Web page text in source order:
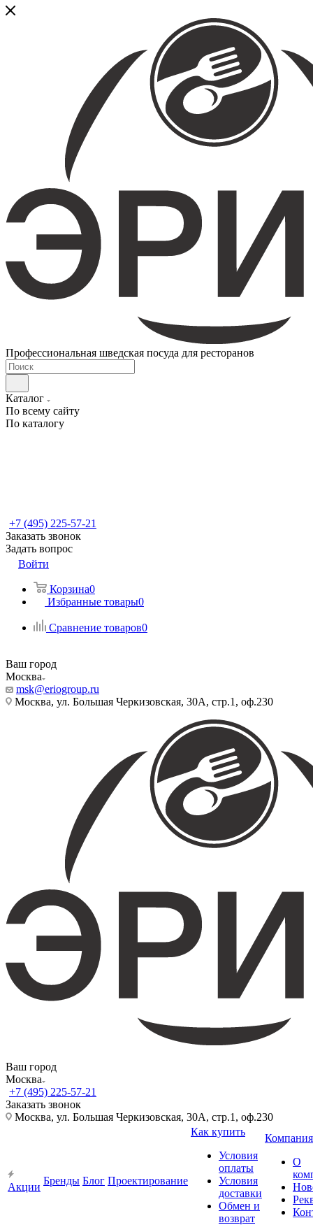
Профессиональная шведская посуда для ресторанов
Каталог
По всему сайту
По каталогу
+7 (495) 225-57-21
Заказать звонок
Задать вопрос
Войти
Корзина0
Избранные товары0
Сравнение товаров0
Ваш город
Москва
msk@eriogroup.ru
Москва, ул. Большая Черкизовская, 30А, стр.1, оф.230
Ваш город
Москва
+7 (495) 225-57-21
Заказать звонок
Москва, ул. Большая Черкизовская, 30А, стр.1, оф.230
Акции
Бренды Блог Проектирование
Как купить
Условия
оплаты
Условия
доставки
Обмен и
возврат
Компания
О